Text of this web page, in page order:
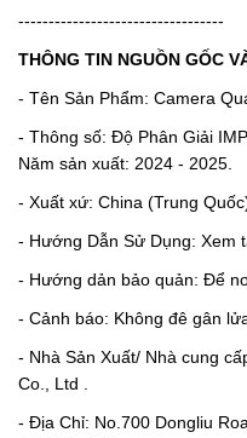
----------------------------------
THÔNG TIN NGUỒN GỐC
- Tên Sản Phẩm: Camera
- Thông số: Độ Phân Giải
Năm sản xuất: 2024 - 2025.
- Xuất xứ: China (Trung
- Hướng Dẫn Sử Dụng: Xem
- Hướng dản bảo quản: Để
- Cảnh báo: Không đê gân
- Nhà Sản Xuất/ Nhà cung
Co., Ltd .
- Địa Chỉ: No.700 Dongliu